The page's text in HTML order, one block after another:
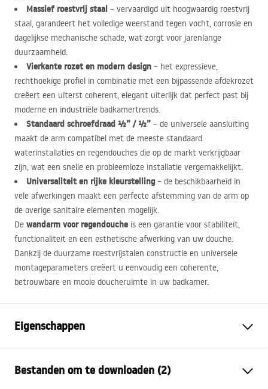
Massief roestvrij staal – vervaardigd uit hoogwaardig roestvrij
staal, garandeert het volledige weerstand tegen vocht, corrosie en
dagelijkse mechanische schade, wat zorgt voor jarenlange
duurzaamheid.
Vierkante rozet en modern design – het expressieve,
rechthoekige profiel in combinatie met een bijpassende afdekrozet
creëert een uiterst coherent, elegant uiterlijk dat perfect past bij
moderne en industriële badkamertrends.
Standaard schroefdraad ½” / ½” – de universele aansluiting
maakt de arm compatibel met de meeste standaard
waterinstallaties en regendouches die op de markt verkrijgbaar
zijn, wat een snelle en probleemloze installatie vergemakkelijkt.
Universaliteit en rijke kleurstelling– de beschikbaarheid in
vele afwerkingen maakt een perfecte afstemming van de arm op
de overige sanitaire elementen mogelijk.
De wandarm voor regendouche is een garantie voor stabiliteit,
functionaliteit en een esthetische afwerking van uw douche.
Dankzij de duurzame roestvrijstalen constructie en universele
montageparameters creëert u eenvoudig een coherente,
betrouwbare en mooie doucheruimte in uw badkamer.
Eigenschappen
Materiaal
Roestvrij staal
Bestanden om te downloaden (2)